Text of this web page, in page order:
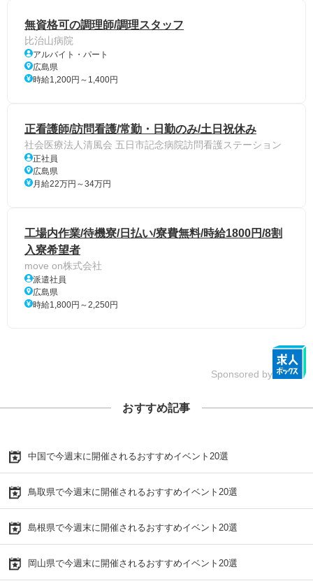
無資格可の調理師/調理スタッフ
比治山病院
アルバイト・パート
広島県
時給1,200円～1,400円
正看護師/訪問看護/常勤・日勤のみ/土日祝休み
社会医療法人清風会 五日市記念病院訪問看護ステーション
正社員
広島県
月給22万円～34万円
工場内作業/待機寮/日払い/寮費無料/時給1800円/8割
入寮希望者
move on株式会社
派遣社員
広島県
時給1,800円～2,250円
Sponsored by
おすすめ記事
中国で今週末に開催されるおすすめイベント20選
鳥取県で今週末に開催されるおすすめイベント20選
島根県で今週末に開催されるおすすめイベント20選
岡山県で今週末に開催されるおすすめイベント20選